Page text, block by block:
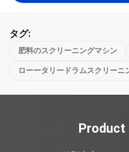
タグ:
肥料のスクリーニングマシン
ローータリードラムスクリーニ
Product